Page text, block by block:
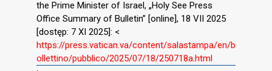
the Prime Minister of Israel, „Holy See Press
Office Summary of Bulletin” [online], 18 VII 2025
[dostęp: 7 XI 2025]: <
https://press.vatican.va/content/salastampa/en/b
ollettino/pubblico/2025/07/18/250718a.html